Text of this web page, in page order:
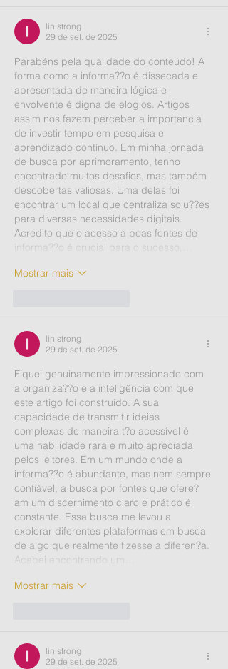
lin strong
29 de set. de 2025
Parabéns pela qualidade do conteúdo! A
forma como a informa??o é dissecada e
apresentada de maneira lógica e
envolvente é digna de elogios. Artigos
assim nos fazem perceber a importancia
de investir tempo em pesquisa e
aprendizado contínuo. Em minha jornada
de busca por aprimoramento, tenho
encontrado muitos desafios, mas também
descobertas valiosas. Uma delas foi
encontrar um local que centraliza solu??es
para diversas necessidades digitais.
Acredito que o acesso a boas fontes de
informa??o é crucial para o sucesso,…
Mostrar mais
lin strong
29 de set. de 2025
Fiquei genuinamente impressionado com
a organiza??o e a inteligência com que
este artigo foi construído. A sua
capacidade de transmitir ideias
complexas de maneira t?o acessível é
uma habilidade rara e muito apreciada
pelos leitores. Em um mundo onde a
informa??o é abundante, mas nem sempre
confiável, a busca por fontes que ofere?
am um discernimento claro e prático é
constante. Essa busca me levou a
explorar diferentes plataformas em busca
de algo que realmente fizesse a diferen?a.
Acabei encontrando um…
Mostrar mais
lin strong
29 de set. de 2025